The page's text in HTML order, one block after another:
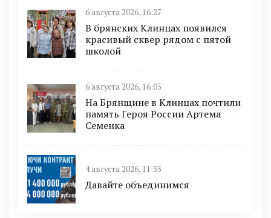
6 августа 2026, 16:27
В брянских Клинцах появился
красивый сквер рядом с пятой
школой
6 августа 2026, 16:05
На Брянщине в Клинцах почтили
память Героя России Артема
Семенка
4 августа 2026, 11:35
Давайте объединимся